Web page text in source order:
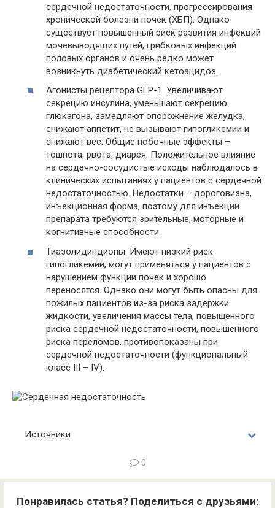
сердечной недостаточности, прогрессирования
хронической болезни почек (ХБП). Однако
существует повышенный риск развития инфекций
мочевыводящих путей, грибковых инфекций
половых органов и очень редко может
возникнуть диабетический кетоацидоз.
Агонисты рецептора GLP-1. Увеличивают
секрецию инсулина, уменьшают секрецию
глюкагона, замедляют опорожнение желудка,
снижают аппетит, не вызывают гипогликемии и
снижают вес. Общие побочные эффекты –
тошнота, рвота, диарея. Положительное влияние
на сердечно-сосудистые исходы наблюдалось в
клинических испытаниях у пациентов с сердечной
недостаточностью. Недостатки – дороговизна,
инъекционная форма, поэтому для инъекции
препарата требуются зрительные, моторные и
когнитивные способности.
Тиазолидиндионы. Имеют низкий риск
гипогликемии, могут применяться у пациентов с
нарушением функции почек и хорошо
переносятся. Однако они могут быть опасны для
пожилых пациентов из-за риска задержки
жидкости, увеличения массы тела, повышенного
риска сердечной недостаточности, повышенного
риска переломов, противопоказаны при
сердечной недостаточности (функциональный
класс III – IV).
Источники
0
Понравилась статья? Поделиться с друзьями: